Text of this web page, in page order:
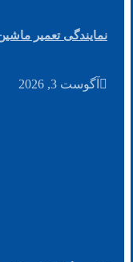
نمایندگی تعمیر
آگوست 3, 2026